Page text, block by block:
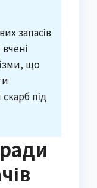
запасів
що
під